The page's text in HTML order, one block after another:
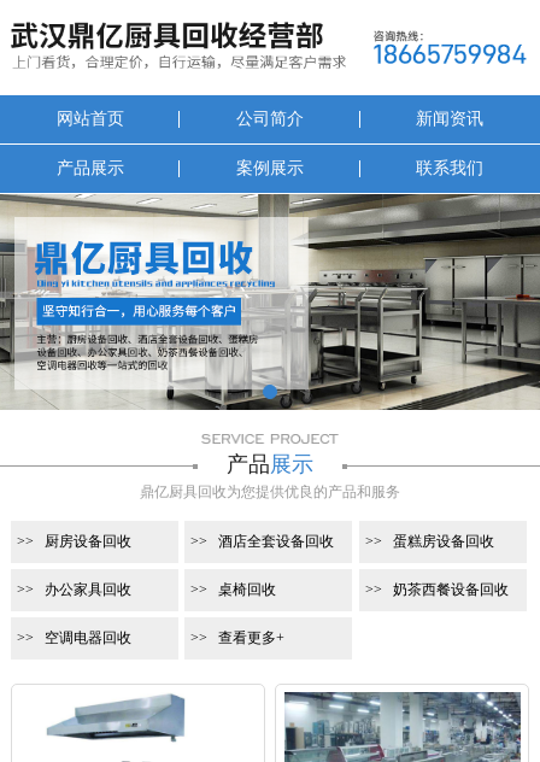
网站首页 公司简介 新闻资讯
产品展示 案例展示 联系我们
1
产品展示
鼎亿厨具回收为您提供优良的产品和服务
厨房设备回收 酒店全套设备回收 蛋糕房设备回收
办公家具回收 桌椅回收 奶茶西餐设备回收
空调电器回收 查看更多+